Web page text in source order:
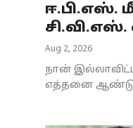
ஈ.பி.எஸ்.
Aug 2, 2026
நான்
எத்தனை